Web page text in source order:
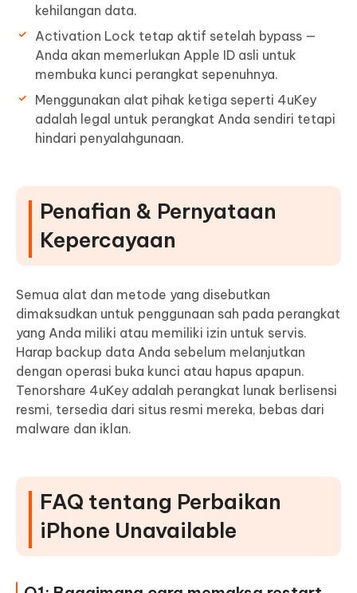
kehilangan data.
Activation Lock tetap aktif setelah bypass —
Anda akan memerlukan Apple ID asli untuk
membuka kunci perangkat sepenuhnya.
Menggunakan alat pihak ketiga seperti 4uKey
adalah legal untuk perangkat Anda sendiri tetapi
hindari penyalahgunaan.
Penafian & Pernyataan
Kepercayaan
Semua alat dan metode yang disebutkan
dimaksudkan untuk penggunaan sah pada perangkat
yang Anda miliki atau memiliki izin untuk servis.
Harap backup data Anda sebelum melanjutkan
dengan operasi buka kunci atau hapus apapun.
Tenorshare 4uKey adalah perangkat lunak berlisensi
resmi, tersedia dari situs resmi mereka, bebas dari
malware dan iklan.
FAQ tentang Perbaikan
iPhone Unavailable